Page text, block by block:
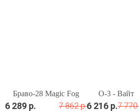
Браво-28 Magic Fog
6 289 р. 7 862 р.
О-3 - Вайт
6 216 р.7 770